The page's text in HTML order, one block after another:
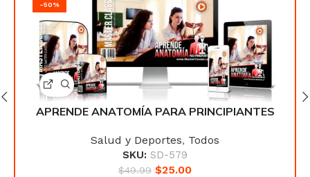
-50%
APRENDE ANATOMÍA PARA PRINCIPIANTES
Salud y Deportes, Todos
SKU: SD-579
$49.99 $25.00